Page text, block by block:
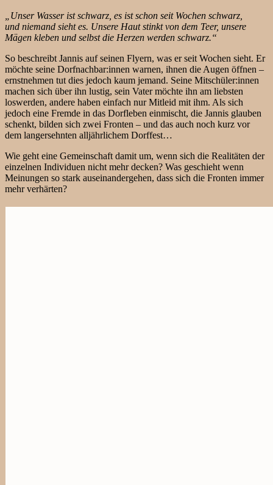
„Unser Wasser ist schwarz, es ist schon seit Wochen schwarz,
und niemand sieht es. Unsere Haut stinkt von dem Teer, unsere
Mägen kleben und selbst die Herzen werden schwarz.“
So beschreibt Jannis auf seinen Flyern, was er seit Wochen sieht. Er
möchte seine Dorfnachbar:innen warnen, ihnen die Augen öffnen –
ernstnehmen tut dies jedoch kaum jemand. Seine Mitschüler:innen
machen sich über ihn lustig, sein Vater möchte ihn am liebsten
loswerden, andere haben einfach nur Mitleid mit ihm. Als sich
jedoch eine Fremde in das Dorfleben einmischt, die Jannis glauben
schenkt, bilden sich zwei Fronten – und das auch noch kurz vor
dem langersehnten alljährlichem Dorffest…
Wie geht eine Gemeinschaft damit um, wenn sich die Realitäten der
einzelnen Individuen nicht mehr decken? Was geschieht wenn
Meinungen so stark auseinandergehen, dass sich die Fronten immer
mehr verhärten?